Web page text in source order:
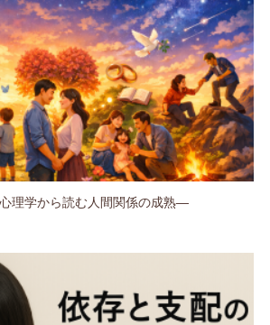
理学から読む人間関係の成熟―